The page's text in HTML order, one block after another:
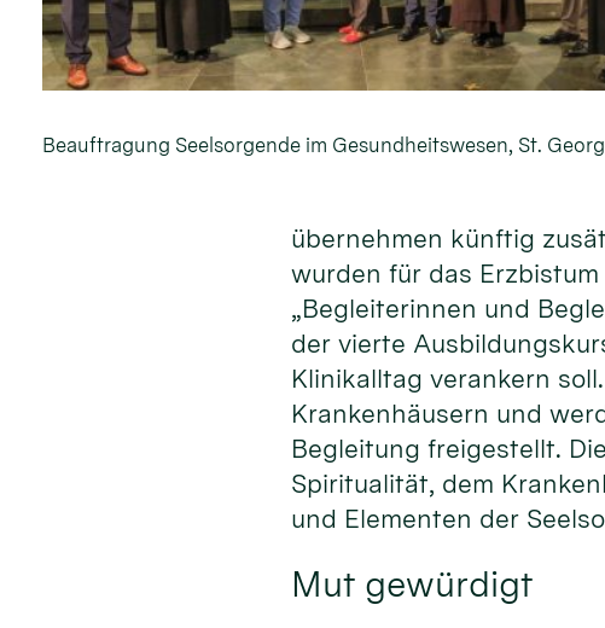
Beauftragung Seelsorgende im Gesundheitswesen, St. Georg
übernehmen künftig
wurden für das
„Begleiterinnen und
der vierte
Klinikalltag verankern
Krankenhäusern und
Begleitung freigestellt.
Spiritualität, dem
und Elementen der
Mut gewürdigt